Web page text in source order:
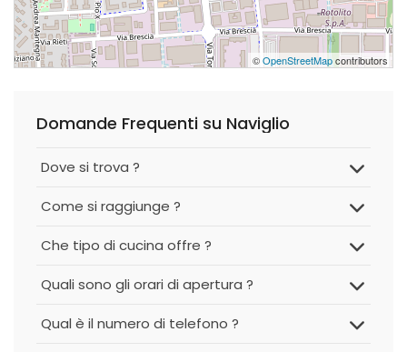
©OpenStreetMapcontributors
Domande Frequenti su Naviglio
Dove si trova ?
Come si raggiunge ?
Che tipo di cucina offre ?
Quali sono gli orari di apertura ?
Qual è il numero di telefono ?